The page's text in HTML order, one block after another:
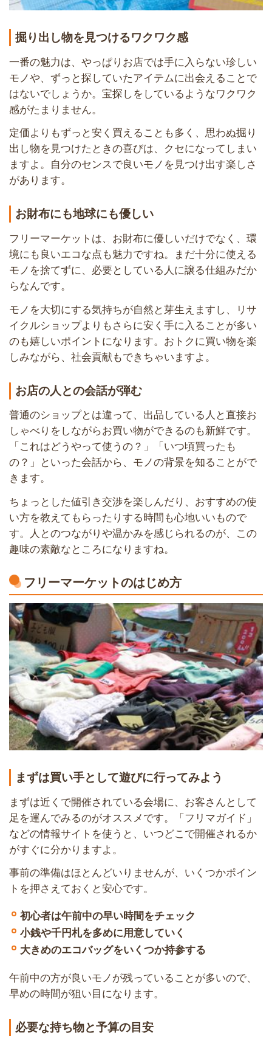
掘り出し物を見つけるワクワク感
一番の魅力は、やっぱりお店では手に入らない珍しい
モノや、ずっと探していたアイテムに出会えることで
はないでしょうか。宝探しをしているようなワクワク
感がたまりません。
定価よりもずっと安く買えることも多く、思わぬ掘り
出し物を見つけたときの喜びは、クセになってしまい
ますよ。自分のセンスで良いモノを見つけ出す楽しさ
があります。
お財布にも地球にも優しい
フリーマーケットは、お財布に優しいだけでなく、環
境にも良いエコな点も魅力ですね。まだ十分に使える
モノを捨てずに、必要としている人に譲る仕組みだか
らなんです。
モノを大切にする気持ちが自然と芽生えますし、リサ
イクルショップよりもさらに安く手に入ることが多い
のも嬉しいポイントになります。おトクに買い物を楽
しみながら、社会貢献もできちゃいますよ。
お店の人との会話が弾む
普通のショップとは違って、出品している人と直接お
しゃべりをしながらお買い物ができるのも新鮮です。
「これはどうやって使うの？」「いつ頃買ったも
の？」といった会話から、モノの背景を知ることがで
きます。
ちょっとした値引き交渉を楽しんだり、おすすめの使
い方を教えてもらったりする時間も心地いいもので
す。人とのつながりや温かみを感じられるのが、この
趣味の素敵なところになりますね。
フリーマーケットのはじめ方
まずは買い手として遊びに行ってみよう
まずは近くで開催されている会場に、お客さんとして
足を運んでみるのがオススメです。「フリマガイド」
などの情報サイトを使うと、いつどこで開催されるか
がすぐに分かりますよ。
事前の準備はほとんどいりませんが、いくつかポイン
トを押さえておくと安心です。
初心者は午前中の早い時間をチェック
小銭や千円札を多めに用意していく
大きめのエコバッグをいくつか持参する
午前中の方が良いモノが残っていることが多いので、
早めの時間が狙い目になります。
必要な持ち物と予算の目安